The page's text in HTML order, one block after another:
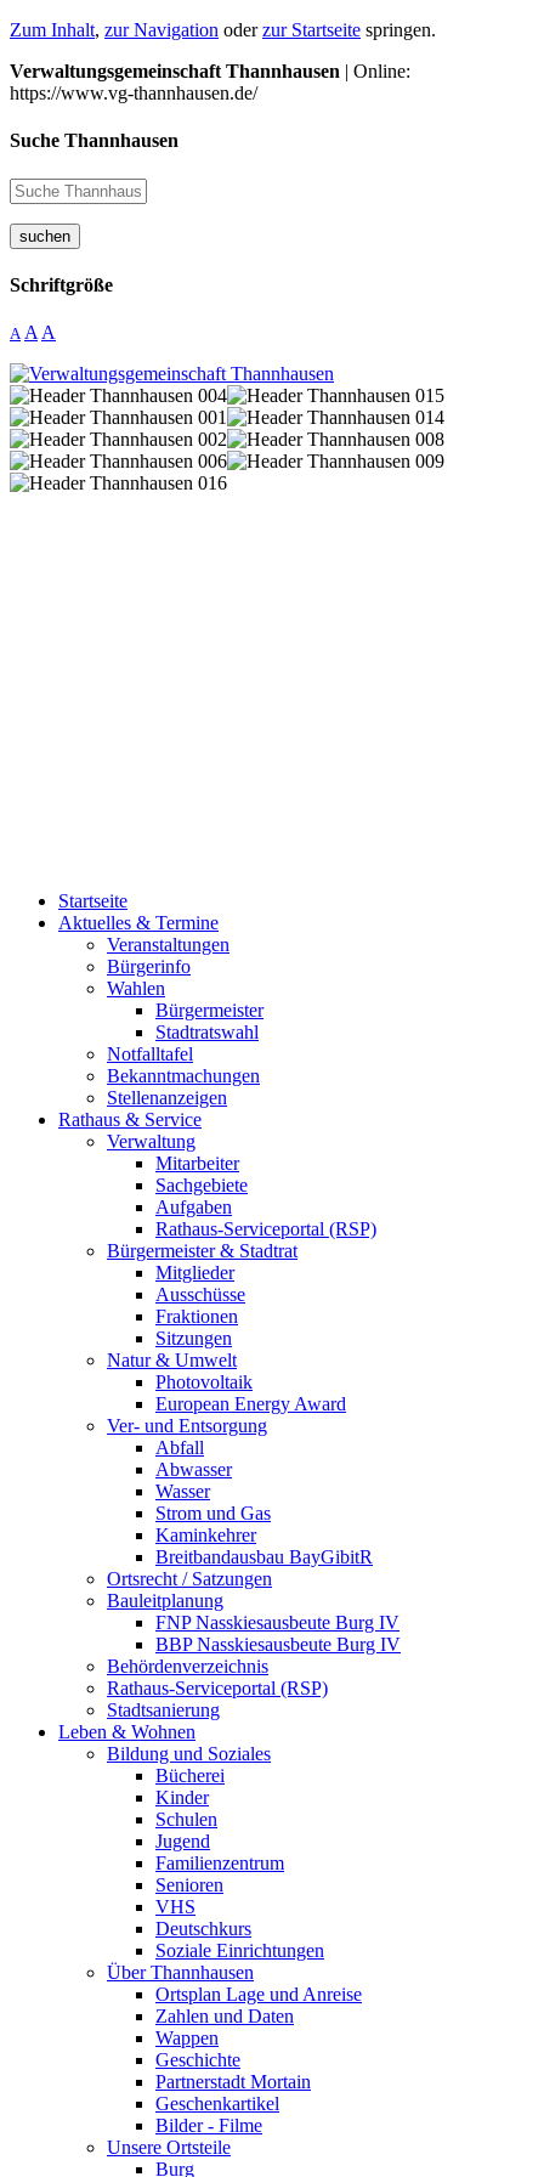
Zum Inhalt, zur Navigation oderzur Startseite springen.
Verwaltungsgemeinschaft Thannhausen | Online:
https://www.vg-thannhausen.de/
Suche Thannhausen
suchen
Schriftgröße
A A A
Startseite
Aktuelles & Termine
Veranstaltungen
Bürgerinfo
Wahlen
Bürgermeister
Stadtratswahl
Notfalltafel
Bekanntmachungen
Stellenanzeigen
Rathaus & Service
Verwaltung
Mitarbeiter
Sachgebiete
Aufgaben
Rathaus-Serviceportal (RSP)
Bürgermeister & Stadtrat
Mitglieder
Ausschüsse
Fraktionen
Sitzungen
Natur & Umwelt
Photovoltaik
European Energy Award
Ver- und Entsorgung
Abfall
Abwasser
Wasser
Strom und Gas
Kaminkehrer
Breitbandausbau BayGibitR
Ortsrecht / Satzungen
Bauleitplanung
FNP Nasskiesausbeute Burg IV
BBP Nasskiesausbeute Burg IV
Behördenverzeichnis
Rathaus-Serviceportal (RSP)
Stadtsanierung
Leben & Wohnen
Bildung und Soziales
Bücherei
Kinder
Schulen
Jugend
Familienzentrum
Senioren
VHS
Deutschkurs
Soziale Einrichtungen
Über Thannhausen
Ortsplan Lage und Anreise
Zahlen und Daten
Wappen
Geschichte
Partnerstadt Mortain
Geschenkartikel
Bilder - Filme
Unsere Ortsteile
Burg